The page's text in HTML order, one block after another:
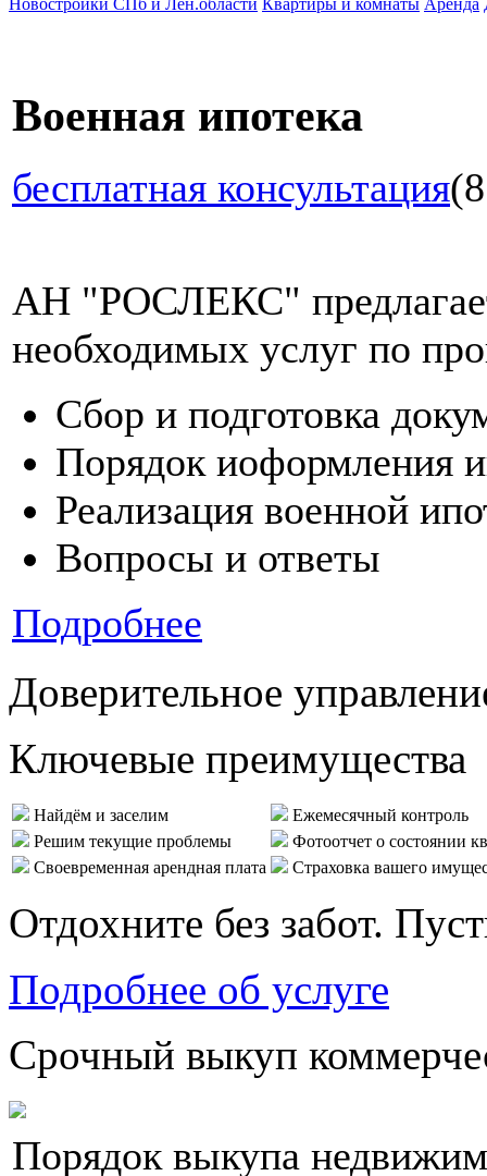
Военная ипотека
бесплатная консультация
АН "РОСЛЕКС"
необходимых услуг по
Сбор и подготовка
Порядок иоформления
Реализация военной
Вопросы и ответы
Подробнее
Доверительное
Ключевые преимущества
Найдём и заселим
Ежемесячный контроль
Решим текущие проблемы
Фотоотчет о состоянии
Своевременная арендная плата
Страховка вашего
Отдохните без забот.
Подробнее об услуге
Срочный выкуп
Порядок выкупа